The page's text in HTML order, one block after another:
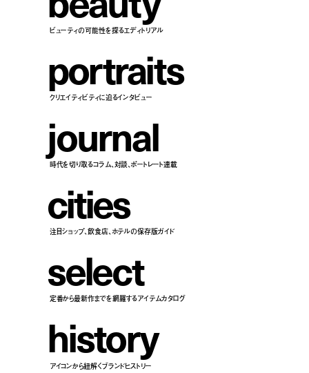
ビューティの可能性を探るエディトリアル
portraits
クリエイティビティに迫るインタビュー
journal
時代を切り取るコラム、対談、ポートレート連載
cities
注目ショップ、飲食店、ホテルの保存版ガイド
select
定番から最新作までを網羅するアイテムカタログ
history
アイコンから紐解くブランドヒストリー